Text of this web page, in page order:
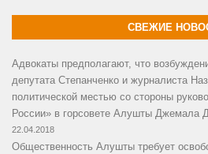
СВЕЖИЕ
Адвокаты предполагают, что
депутата Степанченко и журналиста
политической местью со стороны
России» в горсовете Алушты Джемала
22.04.2018
Общественность Алушты требует